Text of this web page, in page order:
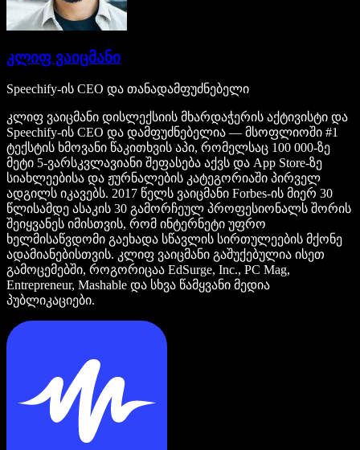
კლიფ ვაიცმანი
Speechify-ის CEO და თანადამფუძნებელი
კლიფ ვაიცმანი დისლექსიის მხარდაჭერის აქტივისტი და
Speechify-ის CEO და დამფუძნებელია — მსოფლიოში #1
ტექსტის ხმოვანი წაკითხვის აპი, რომელსაც 100 000-ზე
მეტი 5-ვარსკვლავიანი შეფასება აქვს და App Store-ზე
სიახლეებისა და ჟურნალების კატეგორიაში პირველ
ადგილს იკავებს. 2017 წელს ვაიცმანი Forbes-ის მიერ 30
წლისამდე ასაკის 30 გამორჩეულ პროფესიონალს შორის
შეიყვანეს იმისთვის, რომ ინტერნეტი უფრო
ხელმისაწვდომი გაეხადა სწავლის სირთულეების მქონე
ადამიანებისთვის. კლიფ ვაიცმანი გაშუქებულია ისეთ
გამოცემებში, როგორიცაა EdSurge, Inc., PC Mag,
Entrepreneur, Mashable და სხვა წამყვანი მედია
პუბლიკაციები.